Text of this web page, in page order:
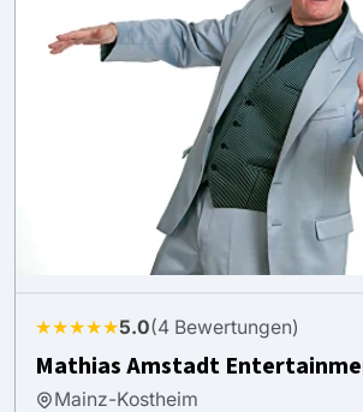
★★★★★5.0(4 Bewertungen)
Mathias Amstadt
Mainz-Kostheim